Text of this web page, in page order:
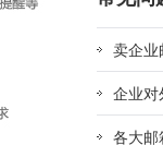
卖企业
企业对
各大邮